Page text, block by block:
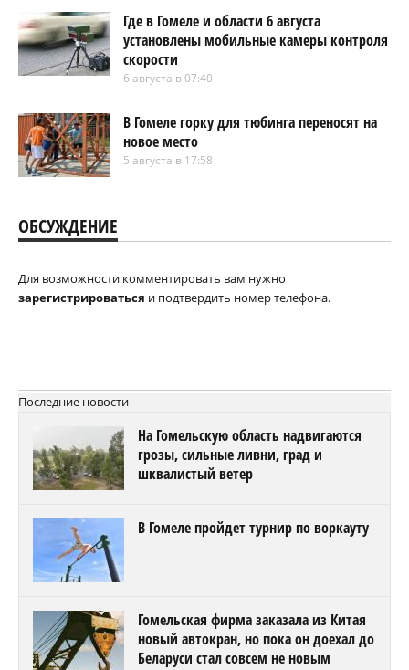
Где в Гомеле и области 6 августа
установлены мобильные камеры контроля
скорости
6 августа в 07:40
В Гомеле горку для тюбинга переносят на
новое место
5 августа в 17:58
ОБСУЖДЕНИЕ
Для возможности комментировать вам нужно
зарегистрироваться и подтвердить номер телефона.
Последние новости
На Гомельскую область надвигаются
грозы, сильные ливни, град и
шквалистый ветер
В Гомеле пройдет турнир по воркауту
Гомельская фирма заказала из Китая
новый автокран, но пока он доехал до
Беларуси стал совсем не новым